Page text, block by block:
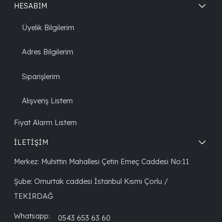
HESABIM
Üyelik Bilgilerim
Adres Bilgilerim
Siparişlerim
Alışveriş Listem
Fiyat Alarm Listem
İLETİŞİM
Merkez: Muhittin Mahallesi Çetin Emeç Caddesi No:11
Şube: Omurtak caddesi İstanbul Kısmı Çorlu /
TEKİRDAĞ
Whatsapp: 0543 653 63 60